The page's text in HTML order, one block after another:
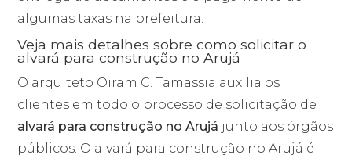
algumas taxas na prefeitura.
Veja mais detalhes sobre como solicitar o
alvará para construção no Arujá
O arquiteto Oiram C. Tamassia auxilia os
clientes em todo o processo de solicitação de
alvará para construção no Arujá junto aos órgãos
públicos. O alvará para construção no Arujá é